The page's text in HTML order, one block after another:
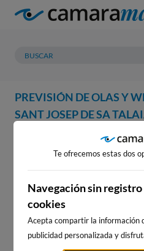
PREVISIÓN DE OLAS Y
SANT JOSEP DE SA
PREVISIÓN
WEBCAM CALA
JOSEP DE SA
WEBCAMS
Te ofrecemos estas dos
Navegación sin
cookies
Acepta compartir la información
publicidad personalizada y